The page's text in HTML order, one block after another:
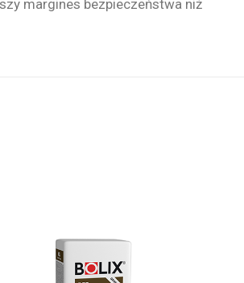
margines bezpieczeństwa niż